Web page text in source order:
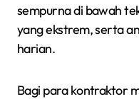
sempurna di bawah
yang ekstrem, serta
harian.
Bagi para kontraktor